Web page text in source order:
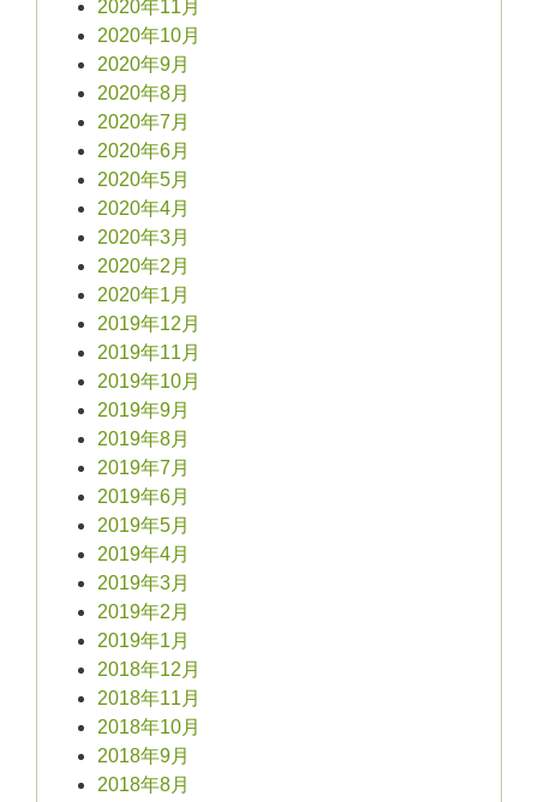
2020年11月
2020年10月
2020年9月
2020年8月
2020年7月
2020年6月
2020年5月
2020年4月
2020年3月
2020年2月
2020年1月
2019年12月
2019年11月
2019年10月
2019年9月
2019年8月
2019年7月
2019年6月
2019年5月
2019年4月
2019年3月
2019年2月
2019年1月
2018年12月
2018年11月
2018年10月
2018年9月
2018年8月